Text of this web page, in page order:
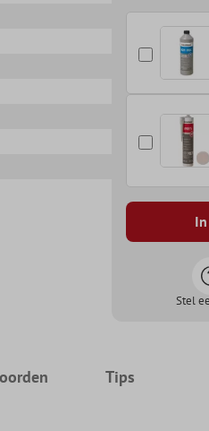
Stel
Tips